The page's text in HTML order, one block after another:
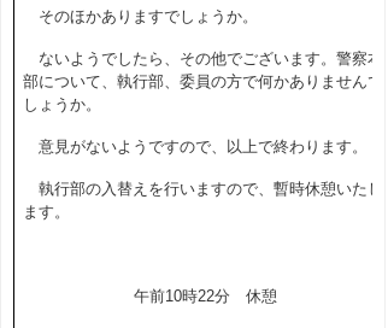
そのほかありますでしょうか。
ないようでしたら、その他でございます。警察本
部について、執行部、委員の方で何かありませんで
しょうか。
意見がないようですので、以上で終わります。
執行部の入替えを行いますので、暫時休憩いたし
ます。
午前10時22分 休憩